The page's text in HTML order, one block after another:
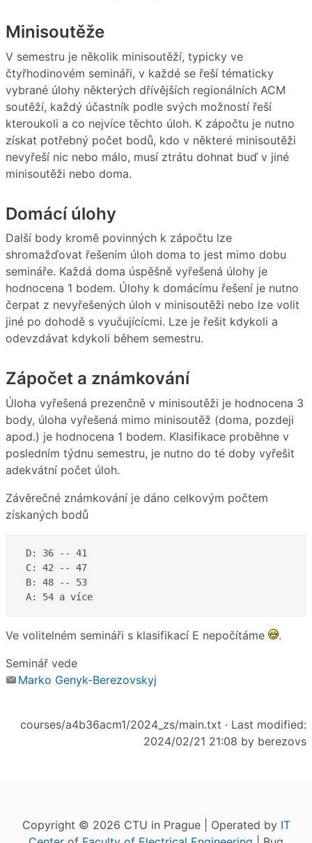
Minisoutěže
V semestru je několik minisoutěží, typicky ve
čtyřhodinovém semináři, v každé se řeší tématicky
vybrané úlohy některých dřívějších regionálních ACM
soutěží, každý účastník podle svých možností řeší
kteroukoli a co nejvíce těchto úloh. K zápočtu je nutno
získat potřebný počet bodů, kdo v některé minisoutěži
nevyřeší nic nebo málo, musí ztrátu dohnat buď v jiné
minisoutěži nebo doma.
Domácí úlohy
Další body kromě povinných k zápočtu lze
shromažďovat řešením úloh doma to jest mimo dobu
semináře. Každá doma úspěšně vyřešená úlohy je
hodnocena 1 bodem. Úlohy k domácímu řešení je nutno
čerpat z nevyřešených úloh v minisoutěži nebo lze volit
jiné po dohodě s vyučujícícmi. Lze je řešit kdykoli a
odevzdávat kdykoli během semestru.
Zápočet a známkování
Úloha vyřešená prezenčně v minisoutěži je hodnocena 3
body, úloha vyřešená mimo minisoutěž (doma, pozdeji
apod.) je hodnocena 1 bodem. Klasifikace proběhne v
posledním týdnu semestru, je nutno do té doby vyřešit
adekvátní počet úloh.
Závěrečné známkování je dáno celkovým počtem
získaných bodů
D: 36 -- 41
C: 42 -- 47
B: 48 -- 53
A: 54 a více
Ve volitelném semináři s klasifikací E nepočítáme
.
Seminář vede
Marko Genyk-Berezovskyj
courses/a4b36acm1/2024_zs/main.txt · Last modified:
2024/02/21 21:08 by berezovs
Copyright © 2026 CTU in Prague | Operated by IT